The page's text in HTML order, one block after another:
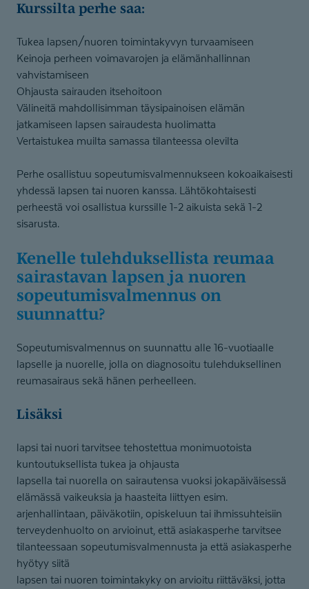
Kurssilta perhe saa:
Tukea lapsen/nuoren toimintakyvyn turvaamiseen
Keinoja perheen voimavarojen ja elämänhallinnan
vahvistamiseen
Ohjausta sairauden itsehoitoon
Välineitä mahdollisimman täysipainoisen elämän
jatkamiseen lapsen sairaudesta huolimatta
Vertaistukea muilta samassa tilanteessa olevilta
Perhe osallistuu sopeutumisvalmennukseen kokoaikaisesti
yhdessä lapsen tai nuoren kanssa. Lähtökohtaisesti
perheestä voi osallistua kurssille 1-2 aikuista sekä 1-2
sisarusta.
Kenelle tulehduksellista reumaa
sairastavan lapsen ja nuoren
sopeutumis­val­mennus on
suunnattu?
Sopeutumisvalmennus on suunnattu alle 16-vuotiaalle
lapselle ja nuorelle, jolla on diagnosoitu tulehduksellinen
reumasairaus sekä hänen perheelleen.
Lisäksi
lapsi tai nuori tarvitsee tehostettua monimuotoista
kuntoutuksellista tukea ja ohjausta
lapsella tai nuorella on sairautensa vuoksi jokapäiväisessä
elämässä vaikeuksia ja haasteita liittyen esim.
arjenhallintaan, päiväkotiin, opiskeluun tai ihmissuhteisiin
terveydenhuolto on arvioinut, että asiakasperhe tarvitsee
tilanteessaan sopeutumisvalmennusta ja että asiakasperhe
hyötyy siitä
lapsen tai nuoren toimintakyky on arvioitu riittäväksi, jotta